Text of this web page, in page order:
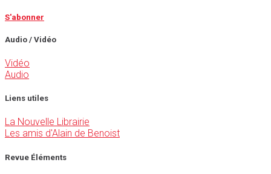
S'abonner
Audio / Vidéo
Vidéo
Audio
Liens utiles
La Nouvelle Librairie
Les amis d'Alain de Benoist
Revue Éléments